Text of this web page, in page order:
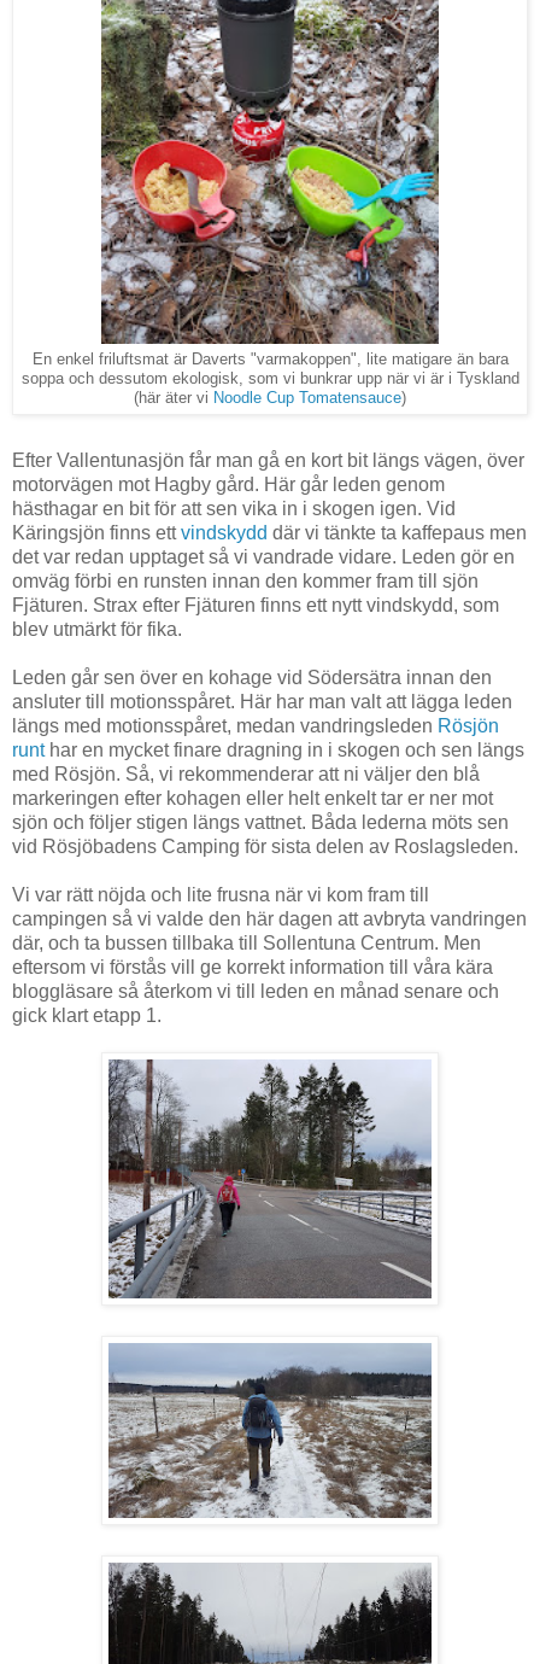
En enkel friluftsmat är Daverts "varmakoppen", lite matigare än bara
soppa och dessutom ekologisk, som vi bunkrar upp när vi är i Tyskland
(här äter vi Noodle Cup Tomatensauce)
Efter Vallentunasjön får man gå en kort bit längs vägen, över
motorvägen mot Hagby gård. Här går leden genom
hästhagar en bit för att sen vika in i skogen igen. Vid
Käringsjön finns ettvindskydd där vi tänkte ta kaffepaus men
det var redan upptaget så vi vandrade vidare. Leden gör en
omväg förbi en runsten innan den kommer fram till sjön
Fjäturen. Strax efter Fjäturen finns ett nytt vindskydd, som
blev utmärkt för fika.
Leden går sen över en kohage vid Södersätra innan den
ansluter till motionsspåret. Här har man valt att lägga leden
längs med motionsspåret, medan vandringsleden Rösjön
runthar en mycket finare dragning in i skogen och sen längs
med Rösjön. Så, vi rekommenderar att ni väljer den blå
markeringen efter kohagen eller helt enkelt tar er ner mot
sjön och följer stigen längs vattnet. Båda lederna möts sen
vid Rösjöbadens Camping för sista delen av Roslagsleden.
Vi var rätt nöjda och lite frusna när vi kom fram till
campingen så vi valde den här dagen att avbryta vandringen
där, och ta bussen tillbaka till Sollentuna Centrum. Men
eftersom vi förstås vill ge korrekt information till våra kära
bloggläsare så återkom vi till leden en månad senare och
gick klart etapp 1.